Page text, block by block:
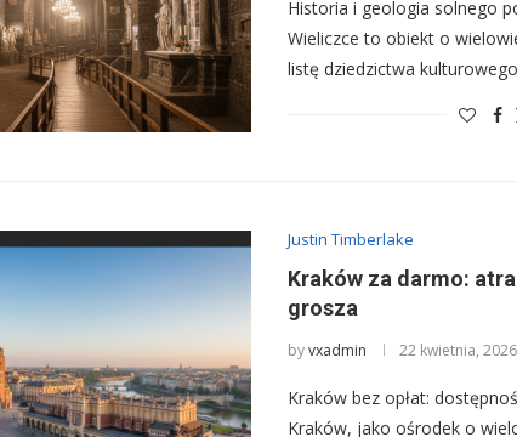
Historia i geologia solnego
Wieliczce to obiekt o
listę dziedzictwa
Justin Timberlake
Kraków za darmo:
grosza
byvxadmin 22 kwietnia, 2026
Kraków bez opłat:
Kraków, jako ośrodek o